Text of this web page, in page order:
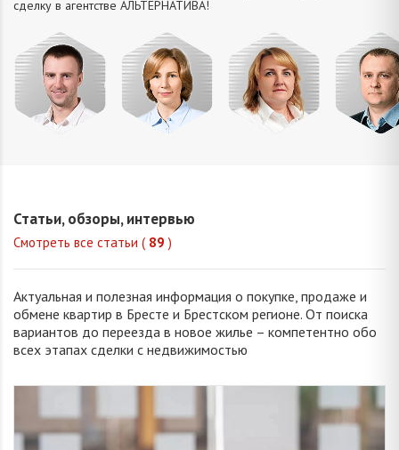
сделку в агентстве АЛЬТЕРНАТИВA!
Статьи, обзоры, интервью
Смотреть все статьи ( 89 )
Актуальная и полезная информация о покупке, продаже и
обмене квартир в Бресте и Брестском регионе. От поиска
вариантов до переезда в новое жилье – компетентно обо
всех этапах сделки с недвижимостью